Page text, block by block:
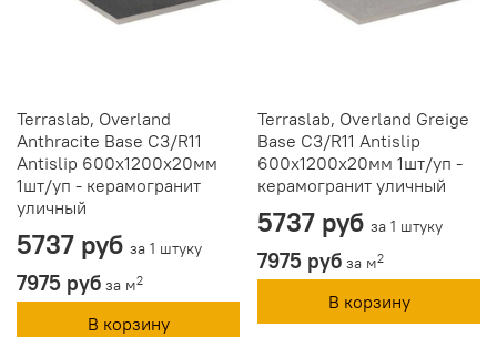
Terraslab, Overland
Anthracite Base C3/R11
Antislip 600х1200х20мм
1шт/уп - керамогранит
уличный
5737 руб за 1 штуку
7975 руб за м2
В корзину
Terraslab, Overland Greige
Base C3/R11 Antislip
600х1200х20мм 1шт/уп -
керамогранит уличный
5737 руб за 1 штуку
7975 руб за м2
В корзину